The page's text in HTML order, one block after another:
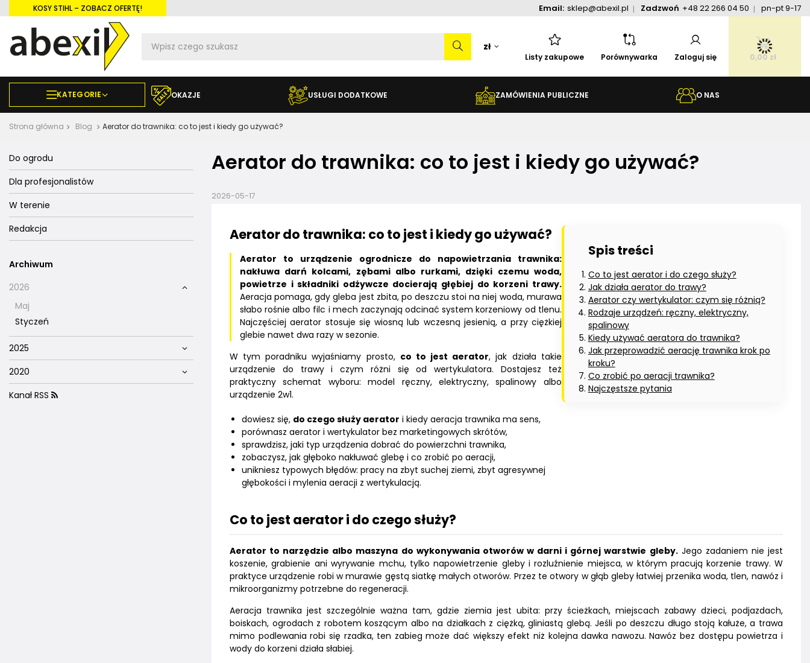
KOSY STIHL – ZOBACZ OFERTĘ! Email: sklep@abexil.pl Zadzwoń +48 22 266 04 50 pn-pt 9-17
zł
Listy zakupowe Porównywarka Zaloguj się 0,00 zł
KATEGORIE OKAZJE USŁUGI DODATKOWE ZAMÓWIENIA PUBLICZNE O NAS
Strona główna Blog Aerator do trawnika: co to jest i kiedy go używać?
Do ogrodu
Dla profesjonalistów
W terenie
Redakcja
Archiwum
2026
Maj
Styczeń
2025
2020
Kanał RSS
Aerator do trawnika: co to jest i kiedy go używać?
2026-05-17
Aerator do trawnika: co to jest i kiedy go używać?
Aerator to urządzenie ogrodnicze do napowietrzania trawnika:
nakłuwa darń kolcami, zębami albo rurkami, dzięki czemu woda,
powietrze i składniki odżywcze docierają głębiej do korzeni trawy.
Aeracja pomaga, gdy gleba jest zbita, po deszczu stoi na niej woda, murawa
słabo rośnie albo filc i mech zaczynają odcinać system korzeniowy od tlenu.
Najczęściej aerator stosuje się wiosną lub wczesną jesienią, a przy ciężkiej
glebie nawet dwa razy w sezonie.
W tym poradniku wyjaśniamy prosto, co to jest aerator, jak działa takie
urządzenie do trawy i czym różni się od wertykulatora. Dostajesz też
praktyczny schemat wyboru: model ręczny, elektryczny, spalinowy albo
urządzenie 2w1.
dowiesz się, do czego służy aerator i kiedy aeracja trawnika ma sens,
porównasz aerator i wertykulator bez marketingowych skrótów,
sprawdzisz, jaki typ urządzenia dobrać do powierzchni trawnika,
zobaczysz, jak głęboko nakłuwać glebę i co zrobić po aeracji,
unikniesz typowych błędów: pracy na zbyt suchej ziemi, zbyt agresywnej
głębokości i mylenia aeracji z wertykulacją.
Spis treści
Co to jest aerator i do czego służy?
Jak działa aerator do trawy?
Aerator czy wertykulator: czym się różnią?
Rodzaje urządzeń: ręczny, elektryczny,
spalinowy
Kiedy używać aeratora do trawnika?
Jak przeprowadzić aerację trawnika krok po
kroku?
Co zrobić po aeracji trawnika?
Najczęstsze pytania
Co to jest aerator i do czego służy?
Aerator to narzędzie albo maszyna do wykonywania otworów w darni i górnej warstwie gleby.Jego zadaniem nie jest
koszenie, grabienie ani wyrywanie mchu, tylko napowietrzenie gleby i rozluźnienie miejsca, w którym pracują korzenie trawy. W
praktyce urządzenie robi w murawie gęstą siatkę małych otworów. Przez te otwory w głąb gleby łatwiej przenika woda, tlen, nawóz i
mikroorganizmy potrzebne do regeneracji.
Aeracja trawnika jest szczególnie ważna tam, gdzie ziemia jest ubita: przy ścieżkach, miejscach zabawy dzieci, podjazdach,
boiskach, ogrodach z robotem koszącym albo na działkach z ciężką, gliniastą glebą. Jeśli po deszczu długo stoją kałuże, a trawa
mimo podlewania robi się rzadka, ten zabieg może dać większy efekt niż kolejna dawka nawozu. Nawóz bez dostępu powietrza i
wody do korzeni działa słabiej.